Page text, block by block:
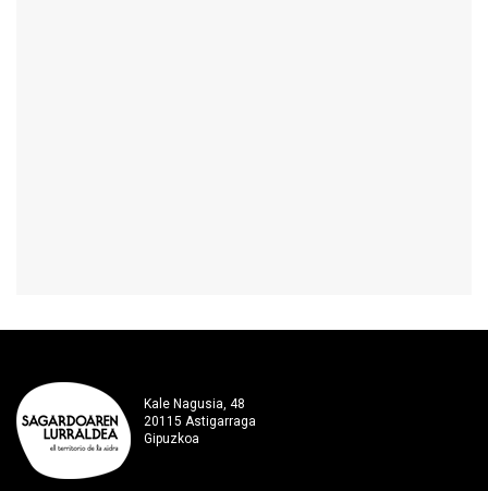
Kale Nagusia, 48
20115 Astigarraga
Gipuzkoa